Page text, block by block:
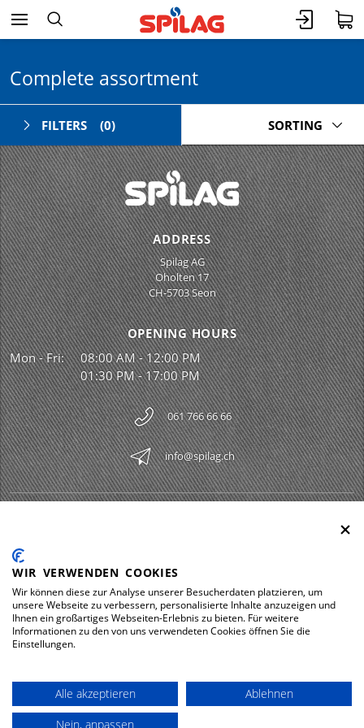
Complete assortment
FILTERS (0) SORTING
ADDRESS
Spilag AG
Oholten 17
CH-5703 Seon
OPENING HOURS
Mon - Fri:
08:00 AM - 12:00 PM
01:30 PM - 17:00 PM
061 766 66 66
info@spilag.ch
LEGAL
DOWNLOADS
© 2026 Spilag AG
WIR VERWENDEN COOKIES
Wir können diese zur Analyse unserer Besucherdaten platzieren, um
unsere Webseite zu verbessern, personalisierte Inhalte anzuzeigen und
Ihnen ein großartiges Webseiten-Erlebnis zu bieten. Für weitere
Informationen zu den von uns verwendeten Cookies öffnen Sie die
Einstellungen.
Alle akzeptieren
Ablehnen
Nein, anpassen